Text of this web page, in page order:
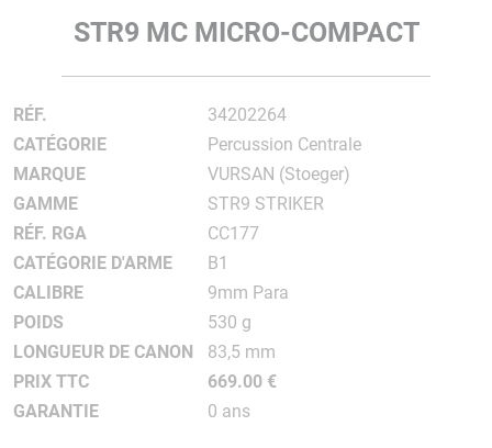
STR9 MC MICRO-COMPACT
RÉF.
34202264
CATÉGORIE
Percussion Centrale
MARQUE
VURSAN (Stoeger)
GAMME
STR9 STRIKER
RÉF. RGA
CC177
CATÉGORIE D'ARME
B1
CALIBRE
9mm Para
POIDS
530 g
LONGUEUR DE CANON
83,5 mm
PRIX TTC
669.00 €
GARANTIE
0 ans